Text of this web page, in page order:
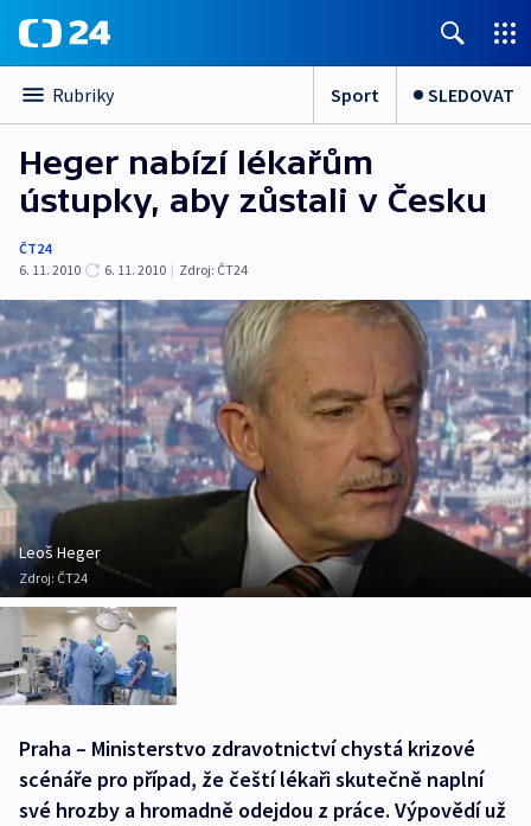
Rubriky Sport SLEDOVAT
Heger nabízí lékařům
ústupky, aby zůstali v Česku
ČT24
6. 11. 2010
6. 11. 2010 | Zdroj: ČT24
Leoš Heger
Zdroj: ČT24
Praha – Ministerstvo zdravotnictví chystá krizové
scénáře pro případ, že čeští lékaři skutečně naplní
své hrozby a hromadně odejdou z práce. Výpovědí už